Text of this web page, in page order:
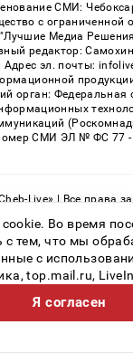
СМИ:
с ограниченной
"Лучшие Медиа
редактор:
Адрес эл. почты:
орган: Федеральная
СМИ ЭЛ № ФС 77 -
Live» | Все права
категория
Во время
с тем, что мы
с
top.mail.ru,
Я согласен